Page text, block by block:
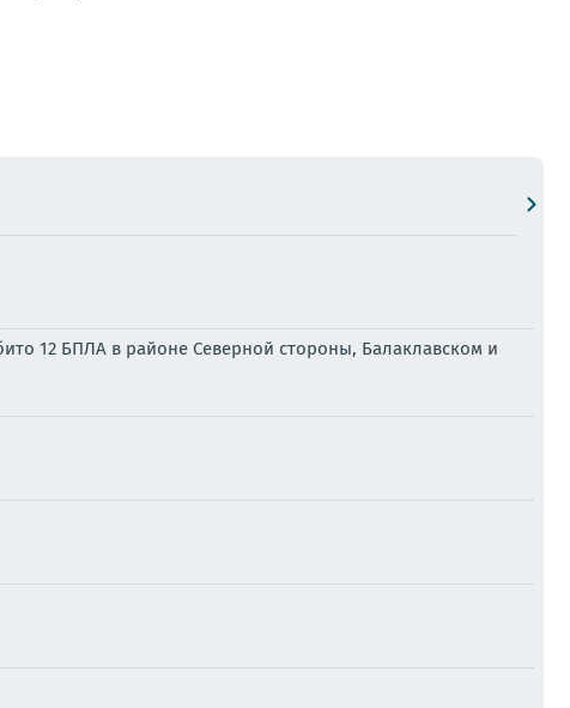
12 БПЛА в районе Северной стороны, Балаклавском и